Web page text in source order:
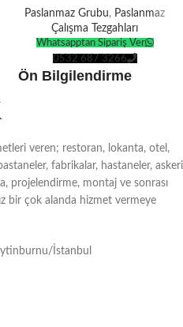
Paslanmaz Grubu, Paslanmaz
Çalışma Tezgahları
Whatsapptan Sipariş Ver
0532 687 3266
Ön Bilgilendirme
Tüm ürünler
Avrupa
üretilmektedir.
Türkiye ve tüm dünyayateslimat
Günüüretim süresi vardır.
veren; restoran, lokanta, otel,
fabrikalar, hastaneler, askeri
projelendirme, montaj ve sonrası
bir çok alanda hizmet vermeye
İstanbul